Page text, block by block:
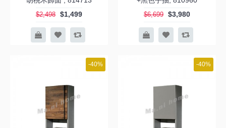
$2,498 $1,499 $6,699 $3,980
-40% -40%